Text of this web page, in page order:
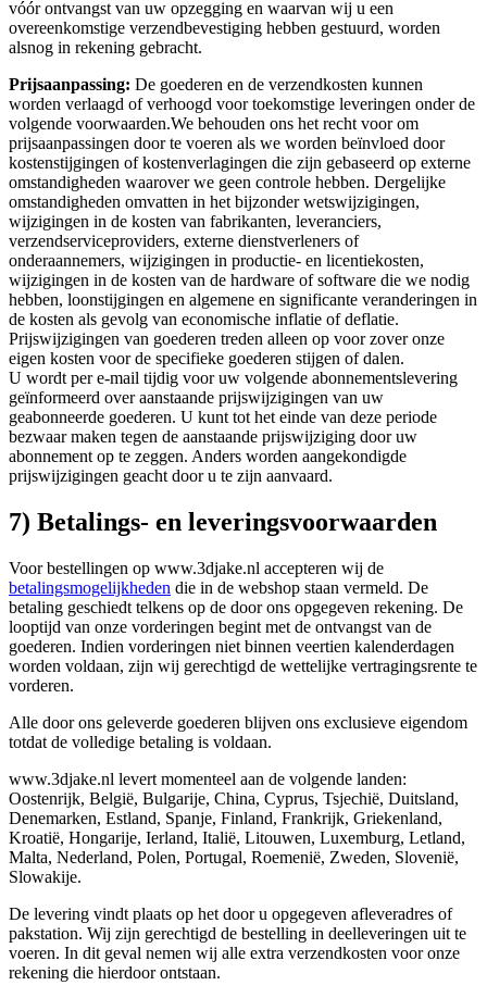
vóór ontvangst van uw opzegging en waarvan wij u een
overeenkomstige verzendbevestiging hebben gestuurd, worden
alsnog in rekening gebracht.
Prijsaanpassing: De goederen en de verzendkosten kunnen
worden verlaagd of verhoogd voor toekomstige leveringen onder de
volgende voorwaarden.We behouden ons het recht voor om
prijsaanpassingen door te voeren als we worden beïnvloed door
kostenstijgingen of kostenverlagingen die zijn gebaseerd op externe
omstandigheden waarover we geen controle hebben. Dergelijke
omstandigheden omvatten in het bijzonder wetswijzigingen,
wijzigingen in de kosten van fabrikanten, leveranciers,
verzendserviceproviders, externe dienstverleners of
onderaannemers, wijzigingen in productie- en licentiekosten,
wijzigingen in de kosten van de hardware of software die we nodig
hebben, loonstijgingen en algemene en significante veranderingen in
de kosten als gevolg van economische inflatie of deflatie.
Prijswijzigingen van goederen treden alleen op voor zover onze
eigen kosten voor de specifieke goederen stijgen of dalen.
U wordt per e-mail tijdig voor uw volgende abonnementslevering
geïnformeerd over aanstaande prijswijzigingen van uw
geabonneerde goederen. U kunt tot het einde van deze periode
bezwaar maken tegen de aanstaande prijswijziging door uw
abonnement op te zeggen. Anders worden aangekondigde
prijswijzigingen geacht door u te zijn aanvaard.
7) Betalings- en leveringsvoorwaarden
Voor bestellingen op www.3djake.nl accepteren wij de
betalingsmogelijkheden die in de webshop staan vermeld. De
betaling geschiedt telkens op de door ons opgegeven rekening. De
looptijd van onze vorderingen begint met de ontvangst van de
goederen. Indien vorderingen niet binnen veertien kalenderdagen
worden voldaan, zijn wij gerechtigd de wettelijke vertragingsrente te
vorderen.
Alle door ons geleverde goederen blijven ons exclusieve eigendom
totdat de volledige betaling is voldaan.
www.3djake.nl levert momenteel aan de volgende landen:
Oostenrijk, België, Bulgarije, China, Cyprus, Tsjechië, Duitsland,
Denemarken, Estland, Spanje, Finland, Frankrijk, Griekenland,
Kroatië, Hongarije, Ierland, Italië, Litouwen, Luxemburg, Letland,
Malta, Nederland, Polen, Portugal, Roemenië, Zweden, Slovenië,
Slowakije.
De levering vindt plaats op het door u opgegeven afleveradres of
pakstation. Wij zijn gerechtigd de bestelling in deelleveringen uit te
voeren. In dit geval nemen wij alle extra verzendkosten voor onze
rekening die hierdoor ontstaan.